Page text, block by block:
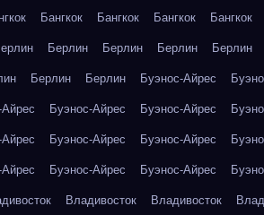
Бангкок Бангкок Бангкок Бангкок
Берлин Берлин Берлин Берлин
Берлин Берлин Буэнос-Айрес
Буэнос-Айрес Буэнос-Айрес
Буэнос-Айрес Буэнос-Айрес
Буэнос-Айрес Буэнос-Айрес
Владивосток Владивосток